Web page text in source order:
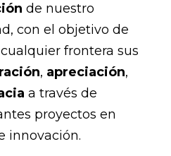
de nuestro
con el objetivo de
frontera sus
, apreciación,
a través de
proyectos en
innovación.